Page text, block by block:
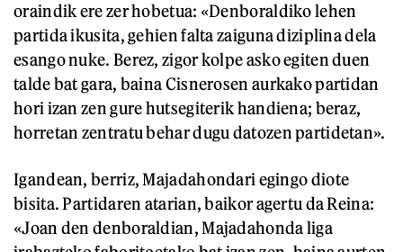
oraindik ere zer hobetua: «Denboraldiko lehen
partida ikusita, gehien falta zaiguna diziplina dela
esango nuke. Berez, zigor kolpe asko egiten duen
talde bat gara, baina Cisnerosen aurkako partidan
hori izan zen gure hutsegiterik handiena; beraz,
horretan zentratu behar dugu datozen partidetan».
Igandean, berriz, Majadahondari egingo diote
bisita. Partidaren atarian, baikor agertu da Reina:
«Joan den denboraldian, Majadahonda liga